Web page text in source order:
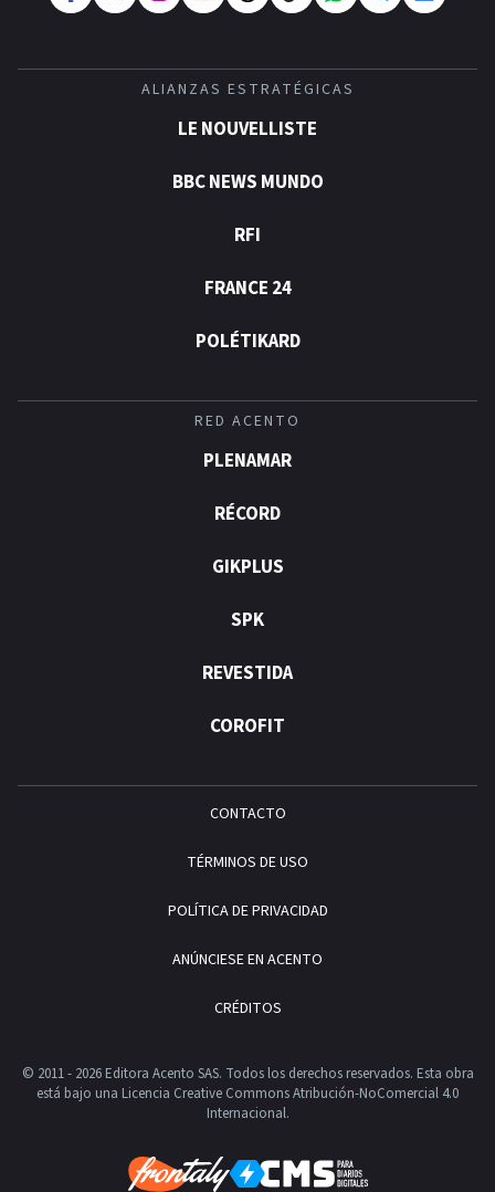
ALIANZAS ESTRATÉGICAS
LE NOUVELLISTE
BBC NEWS MUNDO
RFI
FRANCE 24
POLÉTIKARD
RED ACENTO
PLENAMAR
RÉCORD
GIKPLUS
SPK
REVESTIDA
COROFIT
CONTACTO
TÉRMINOS DE USO
POLÍTICA DE PRIVACIDAD
ANÚNCIESE EN ACENTO
CRÉDITOS
© 2011 - 2026 Editora Acento SAS. Todos los derechos reservados. Esta obra
está bajo una Licencia Creative Commons Atribución-NoComercial 4.0
Internacional.